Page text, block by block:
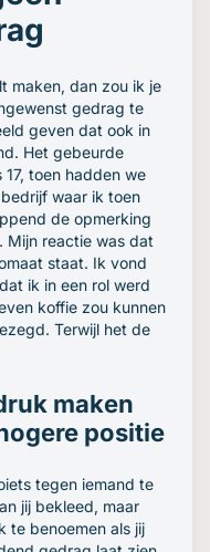
maken, dan zou ik je
gedrag te
geven dat ook in
Het gebeurde
toen hadden we
waar ik toen
de opmerking
Mijn reactie was dat
staat. Ik vond
ik in een rol werd
koffie zou kunnen
Terwijl het de
maken
positie
tegen iemand te
jij bekleed, maar
te benoemen als jij